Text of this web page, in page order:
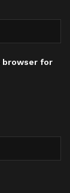
browser for